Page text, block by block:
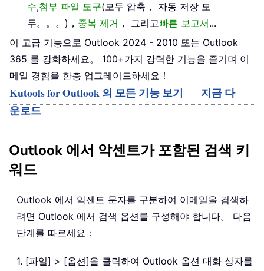
수,첨부 파일 도구(모두 압축， 자동 저장 모
두。。。)， 중복 제거 ， 그리고빠른 보고서...
이 고급 기능으로 Outlook 2024 - 2010 또는 Outlook
365 를 강화하세요。 100+가지 강력한 기능을 즐기며 이
메일 경험을 한층 업그레이드하세요！
Kutools for Outlook 의 모든 기능 보기
지금 다
운로드
Outlook 에서 악센트가 포함된 검색 키
워드
Outlook 에서 악센트 문자를 구분하여 이메일을 검색하
려면 Outlook 에서 검색 옵션를 구성해야 합니다。 다음
단계를 따르세요：
1. [파일] > [옵션]을 클릭하여 Outlook 옵션 대화 상자를